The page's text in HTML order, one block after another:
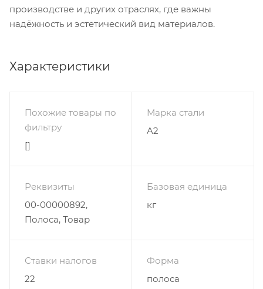
производстве и других отраслях, где важны
надёжность и эстетический вид материалов.
Характеристики
Похожие товары по
фильтру
[]
Марка стали
A2
Реквизиты
00-00000892,
Полоса, Товар
Базовая единица
кг
Ставки налогов
22
Форма
полоса